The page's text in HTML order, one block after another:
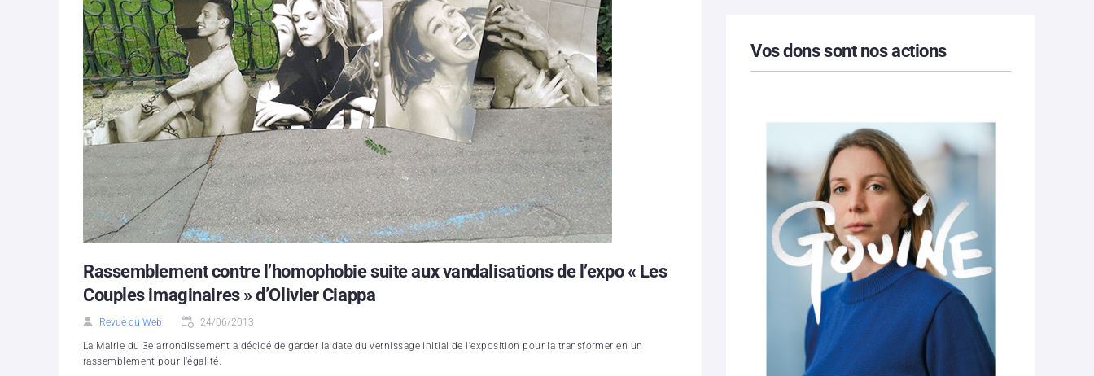
Rassemblement contre l’homophobie suite aux vandalisations de l’expo « Les
Couples imaginaires » d’Olivier Ciappa
Revue du Web 24/06/2013
La Mairie du 3e arrondissement a décidé de garder la date du vernissage initial de l'exposition pour la transformer en un
rassemblement pour l'égalité.
Vos dons sont nos actions